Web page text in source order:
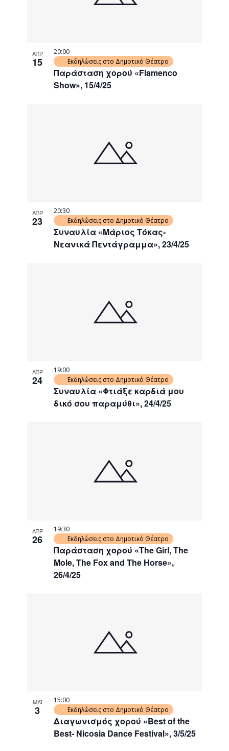
ΑΠΡ
15
Παράσταση χορού «Flamenco
Show», 15/4/25
20:00
Εκδηλώσεις στο Δημοτικό Θέατρο
ΑΠΡ
23
Συναυλία «Μάριος Τόκας-
Νεανικά Πεντάγραμμα», 23/4/25
20:30
Εκδηλώσεις στο Δημοτικό Θέατρο
ΑΠΡ
24
Συναυλία «Φτιάξε καρδιά μου
δικό σου παραμύθι», 24/4/25
19:00
Εκδηλώσεις στο Δημοτικό Θέατρο
ΑΠΡ
26
Παράσταση χορού «The Girl, The
Mole, The Fox and The Horse»,
26/4/25
19:30
Εκδηλώσεις στο Δημοτικό Θέατρο
ΜΑΪ
3
Διαγωνισμός χορού «Best of the
Best- Nicosia Dance Festival», 3/5/25
15:00
Εκδηλώσεις στο Δημοτικό Θέατρο